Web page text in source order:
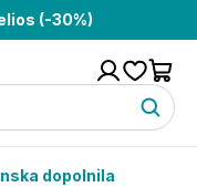
(-30%)
dopolnila